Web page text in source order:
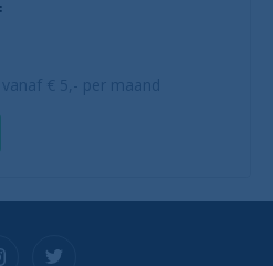
€ 5,- per maand